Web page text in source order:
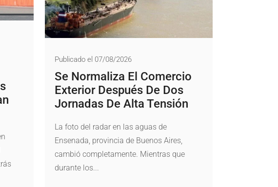
Publicado el 07/08/2026
Se Normaliza El Comercio
Exterior Después De Dos
Jornadas De Alta Tensión
La foto del radar en las aguas de
Ensenada, provincia de Buenos Aires,
cambió completamente. Mientras que
durante los...